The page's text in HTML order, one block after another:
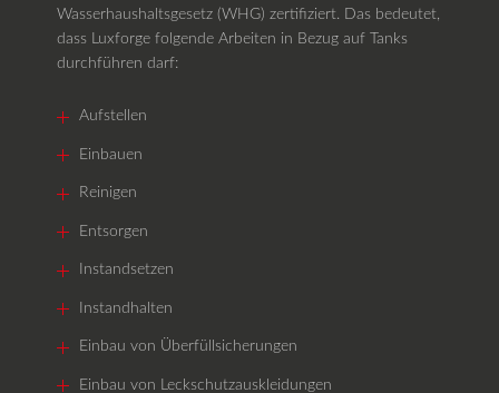
Wasserhaushaltsgesetz (WHG) zertifiziert. Das bedeutet,
dass Luxforge folgende Arbeiten in Bezug auf Tanks
durchführen darf:
Aufstellen
Einbauen
Reinigen
Entsorgen
Instandsetzen
Instandhalten
Einbau von Überfüllsicherungen
Einbau von Leckschutzauskleidungen